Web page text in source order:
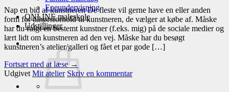
Eneundervisning
ONLINE maleskole
Udstillinger
Nap en bid af kunstneren De fleste vil gerne have en eller anden
form for tilhørsforhold til kunstneren, de vælger at købe af. Måske
har du fulgt en bestemt kunstner (f.eks. mig) på de sociale medier og
lært lidt om kunstneren ad den vej. Måske har du besøgt
kunstneren’s atelier/galleri og fået et par gode […]
Fortsæt med at læse→
Udgivet Mit atelier Skriv en kommentar